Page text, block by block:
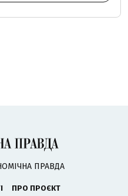
ПРАВДА
ПРО ПРОЄКТ